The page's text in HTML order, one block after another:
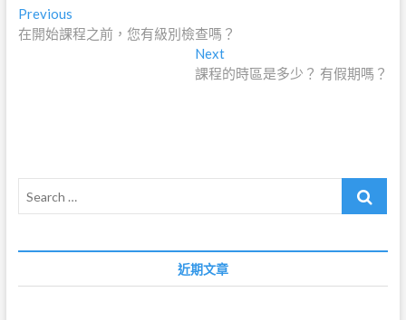
文
章
PreviousPrevious
post:
在開始課程之前，您有級別檢查嗎？
NextNext
post:
課程的時區是多少？ 有假期嗎？
Search
近期文章